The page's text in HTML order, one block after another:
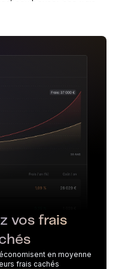
vos frais
en moyenne
frais cachés